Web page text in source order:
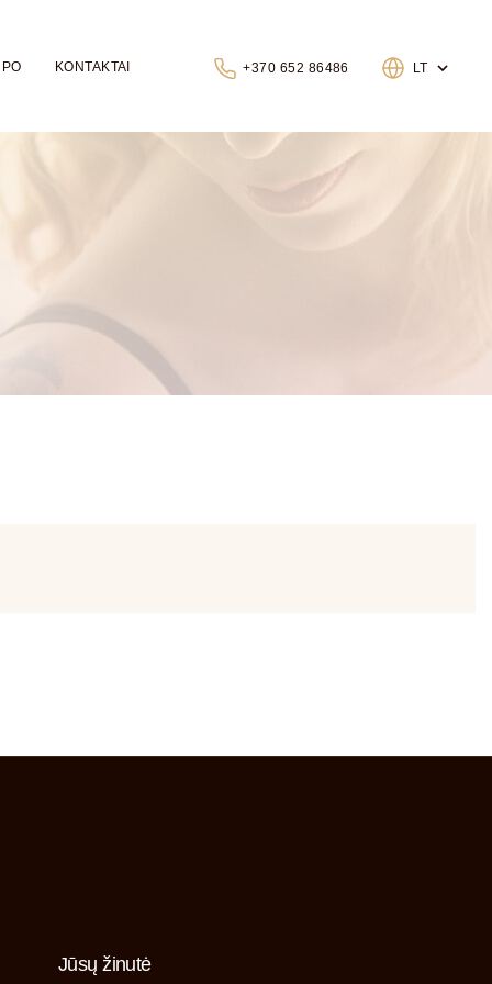
KONTAKTAI +370 652 86486 LT
Jūsų žinutė